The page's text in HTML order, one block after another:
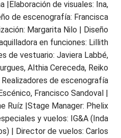
|Elaboración de visuales: Ina,
de escenografía: Francisca
Margarita Nilo | Diseño
en funciones: Lillith
de vestuario: Javiera Labbé,
Althia Cereceda, Reiko
Realizadores de escenografía
Francisco Sandoval |
Ruíz |Stage Manager: Phelix
y vuelos: IG&A (Inda
| Director de vuelos: Carlos